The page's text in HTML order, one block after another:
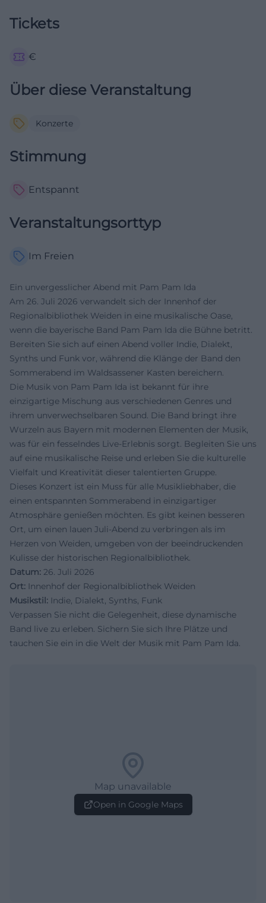
Tickets
€
Über diese Veranstaltung
Konzerte
Stimmung
Entspannt
Veranstaltungsorttyp
Im Freien
Ein unvergesslicher Abend mit Pam Pam Ida
Am 26. Juli 2026 verwandelt sich der Innenhof der
Regionalbibliothek Weiden in eine musikalische Oase,
wenn die bayerische Band Pam Pam Ida die Bühne betritt.
Bereiten Sie sich auf einen Abend voller Indie, Dialekt,
Synths und Funk vor, während die Klänge der Band den
Sommerabend im Waldsassener Kasten bereichern.
Die Musik von Pam Pam Ida ist bekannt für ihre
einzigartige Mischung aus verschiedenen Genres und
ihrem unverwechselbaren Sound. Die Band bringt ihre
Wurzeln aus Bayern mit modernen Elementen der Musik,
was für ein fesselndes Live-Erlebnis sorgt. Begleiten Sie uns
auf eine musikalische Reise und erleben Sie die kulturelle
Vielfalt und Kreativität dieser talentierten Gruppe.
Dieses Konzert ist ein Muss für alle Musikliebhaber, die
einen entspannten Sommerabend in einzigartiger
Atmosphäre genießen möchten. Es gibt keinen besseren
Ort, um einen lauen Juli-Abend zu verbringen als im
Herzen von Weiden, umgeben von der beeindruckenden
Kulisse der historischen Regionalbibliothek.
Datum: 26. Juli 2026
Ort: Innenhof der Regionalbibliothek Weiden
Musikstil: Indie, Dialekt, Synths, Funk
Verpassen Sie nicht die Gelegenheit, diese dynamische
Band live zu erleben. Sichern Sie sich Ihre Plätze und
tauchen Sie ein in die Welt der Musik mit Pam Pam Ida.
Map unavailable
Open in Google Maps